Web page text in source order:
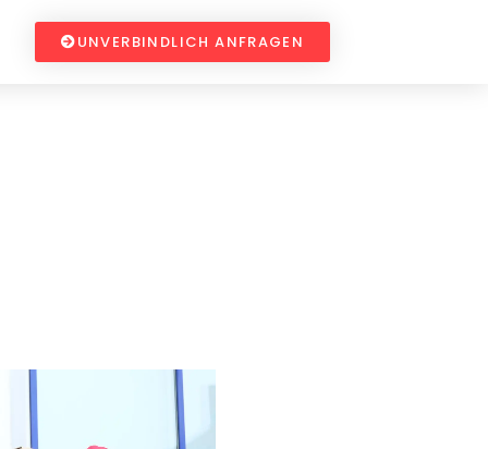
UNVERBINDLICH ANFRAGEN